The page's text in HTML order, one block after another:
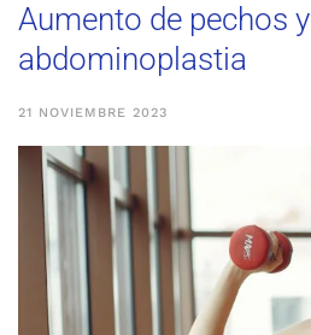
Aumento de pechos y
abdominoplastia
21 NOVIEMBRE 2023